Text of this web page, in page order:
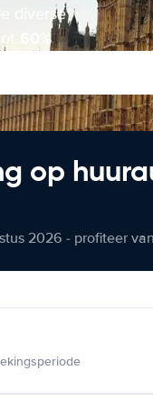
diverse
60%
op
2026 - profiteer